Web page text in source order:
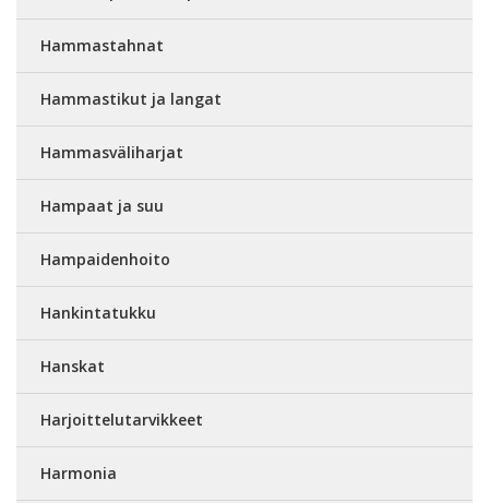
Hammastahnat
Hammastikut ja langat
Hammasväliharjat
Hampaat ja suu
Hampaidenhoito
Hankintatukku
Hanskat
Harjoittelutarvikkeet
Harmonia